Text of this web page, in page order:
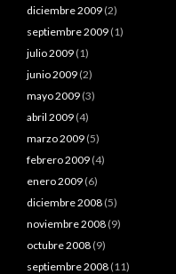
diciembre 2009 (2)
septiembre 2009 (1)
julio 2009 (1)
junio 2009 (2)
mayo 2009 (3)
abril 2009 (4)
marzo 2009 (5)
febrero 2009 (4)
enero 2009 (6)
diciembre 2008 (5)
noviembre 2008 (9)
octubre 2008 (9)
septiembre 2008 (11)